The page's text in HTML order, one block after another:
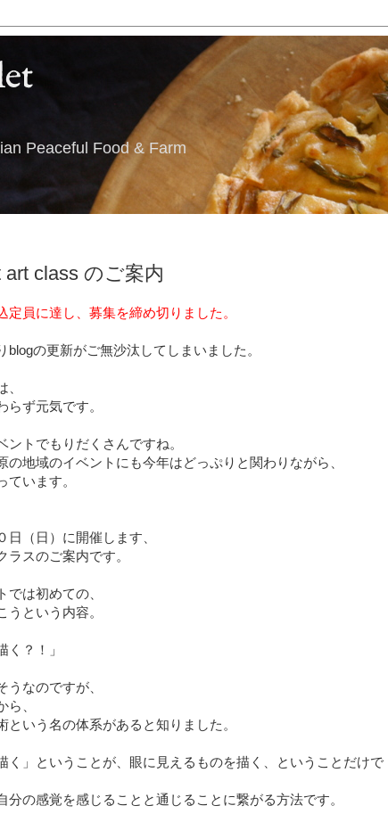
Peaceful Food & Farm
art class のご案内
定員に達し、募集を締め切りました。
blogの更新がご無沙汰してしまいました。
、
らず元気です。
ントでもりだくさんですね。
の地域のイベントにも今年はどっぷりと関わりながら、
ています。
日（日）に開催します、
ラスのご案内です。
では初めての、
うという内容。
く？！」
うなのですが、
ら、
という名の体系があると知りました。
く」ということが、眼に見えるものを描く、ということだけで
分の感覚を感じることと通じることに繋がる方法です。